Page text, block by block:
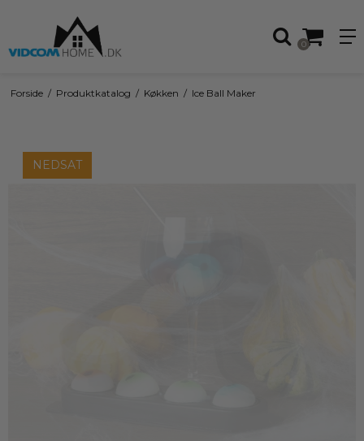
0
Forside / Produktkatalog / Køkken / Ice Ball Maker
NEDSAT